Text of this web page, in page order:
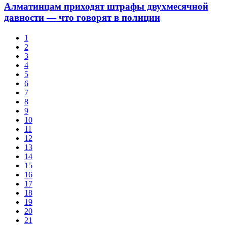
Алматинцам приходят штрафы двухмесячной
давности — что говорят в полиции
1
2
3
4
5
6
7
8
9
10
11
12
13
14
15
16
17
18
19
20
21